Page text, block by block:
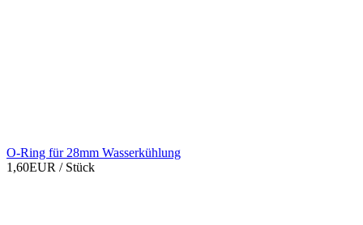
O-Ring für 28mm Wasserkühlung
1,60EUR / Stück